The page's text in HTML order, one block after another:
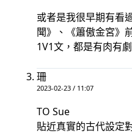
或者是我很早期有看
聞》、《簫傲金宮》
1V1文，都是有肉有
珊
2023-02-23 / 11:07
TO Sue
貼近真實的古代設定